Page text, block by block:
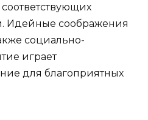
Идейные соображения
социально-
играет
для благоприятных